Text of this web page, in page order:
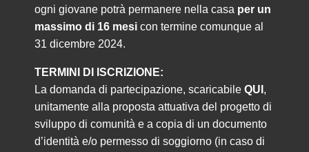
ogni giovane potrà permanere nella casa per un
massimo di 16 mesi con termine comunque al
31 dicembre 2024.
TERMINI DI ISCRIZIONE:
La domanda di partecipazione, scaricabile QUI ,
unitamente alla proposta attuativa del progetto di
sviluppo di comunità e a copia di un documento
d’identità e/o permesso di soggiorno (in caso di